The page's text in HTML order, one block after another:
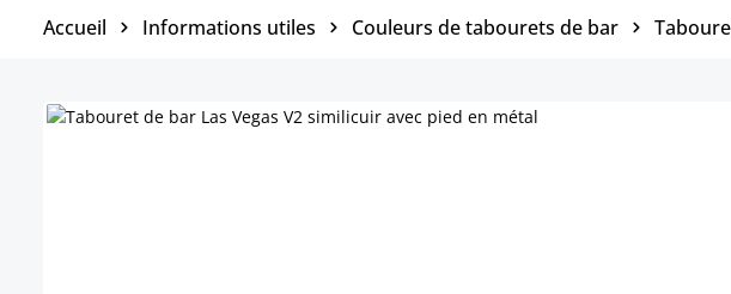
Accueil Informations utiles Couleurs de tabourets de bar